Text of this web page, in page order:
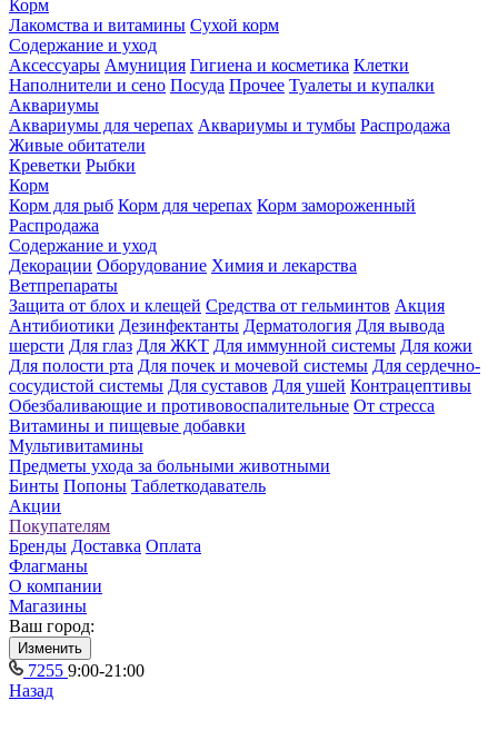
Корм
Лакомства и витамины Сухой корм
Содержание и уход
Аксессуары Амуниция Гигиена и косметика Клетки
Наполнители и сено Посуда Прочее Туалеты и купалки
Аквариумы
Аквариумы для черепах Аквариумы и тумбы Распродажа
Живые обитатели
Креветки Рыбки
Корм
Корм для рыб Корм для черепах Корм замороженный
Распродажа
Содержание и уход
Декорации Оборудование Химия и лекарства
Ветпрепараты
Защита от блох и клещей Средства от гельминтов Акция
Антибиотики Дезинфектанты Дерматология Для вывода
шерсти Для глаз Для ЖКТ Для иммунной системы Для кожи
Для полости рта Для почек и мочевой системы Для сердечно-
сосудистой системы Для суставов Для ушей Контрацептивы
Обезбаливающие и противовоспалительные От стресса
Витамины и пищевые добавки
Мультивитамины
Предметы ухода за больными животными
Бинты Попоны Таблеткодаватель
Акции
Покупателям
Бренды Доставка Оплата
Флагманы
О компании
Магазины
Ваш город:
Изменить
7255 9:00-21:00
Назад